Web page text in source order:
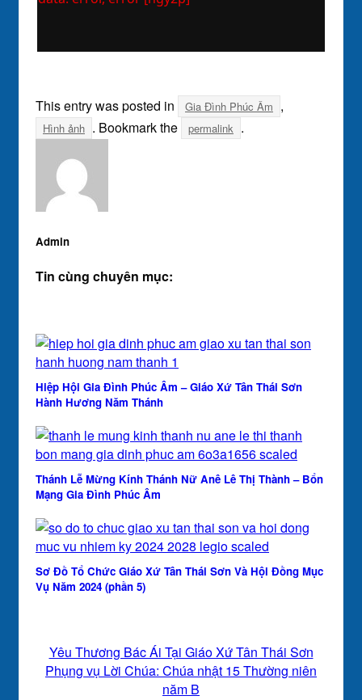
This entry was posted in Gia Đình Phúc Âm ,
Hình ảnh . Bookmark the permalink .
Admin
Tin cùng chuyên mục:
Hiệp Hội Gia Đình Phúc Âm – Giáo Xứ Tân Thái Sơn
Hành Hương Năm Thánh
Thánh Lễ Mừng Kính Thánh Nữ Anê Lê Thị Thành – Bổn
Mạng Gia Đình Phúc Âm
Sơ Đồ Tổ Chức Giáo Xứ Tân Thái Sơn Và Hội Đồng Mục
Vụ Năm 2024 (phần 5)
Yêu Thương Bác Ái Tại Giáo Xứ Tân Thái Sơn
Phụng vụ Lời Chúa: Chúa nhật 15 Thường niên
năm B